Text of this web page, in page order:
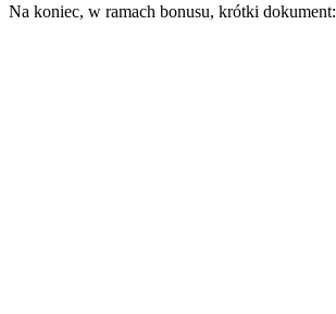
Na koniec, w ramach bonusu, krótki dokument: